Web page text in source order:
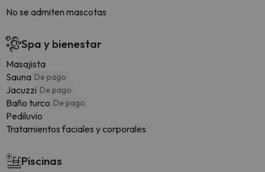
No se admiten mascotas
Spa y bienestar
Masajista
Sauna De pago
Jacuzzi De pago
Baño turco De pago
Pediluvio
Tratamientos faciales y corporales
Piscinas